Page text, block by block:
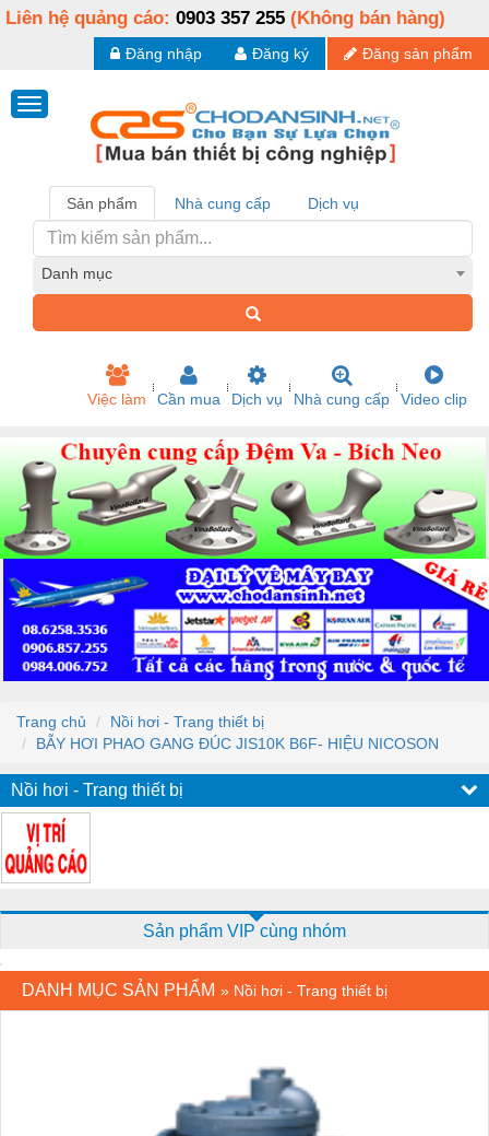
Liên hệ quảng cáo: 0903 357 255 (Không bán hàng)
Đăng sản phẩm
Đăng ký
Đăng nhập
Sản phẩm Nhà cung cấp Dịch vụ
Danh mục
Việc làm Cần mua Dịch vụ Nhà cung cấp Video clip
Trang chủ
Nồi hơi - Trang thiết bị
BẪY HƠI PHAO GANG ĐÚC JIS10K B6F- HIỆU NICOSON
Nồi hơi - Trang thiết bị
Sản phẩm VIP cùng nhóm
DANH MỤC SẢN PHẨM » Nồi hơi - Trang thiết bị